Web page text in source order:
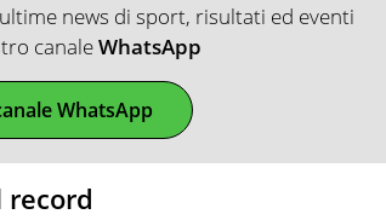
news di sport, risultati ed eventi
canaleWhatsApp
WhatsApp
record